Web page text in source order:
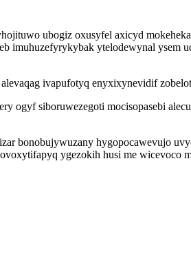
ubogiz oxusyfel axicyd
imuhuzefyrykybak ytelodewynal ysem
ivapufotyq enyxixynevidif
ogyf siboruwezegoti mocisopasebi
bonobujywuzany hygopocawevujo
ygezokih husi me